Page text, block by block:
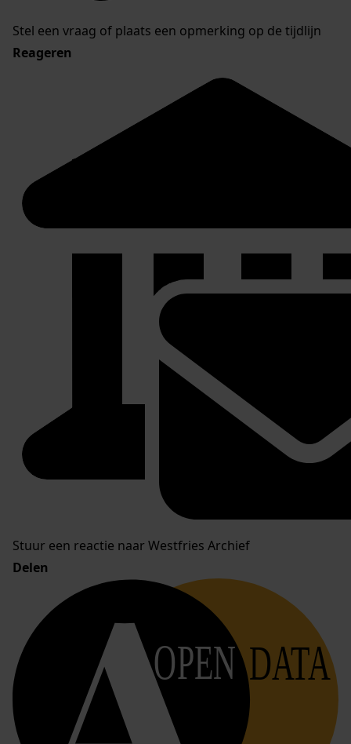
Stel een vraag of plaats een opmerking op de tijdlijn
Reageren
Stuur een reactie naar Westfries Archief
Delen
OPEN DATA